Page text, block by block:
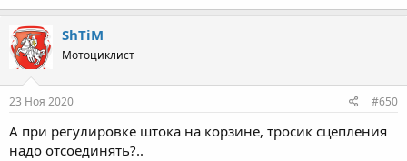
ShTiM
Мотоциклист
23 Ноя 2020 #650
А при регулировке штока на корзине, тросик сцепления
надо отсоединять?..